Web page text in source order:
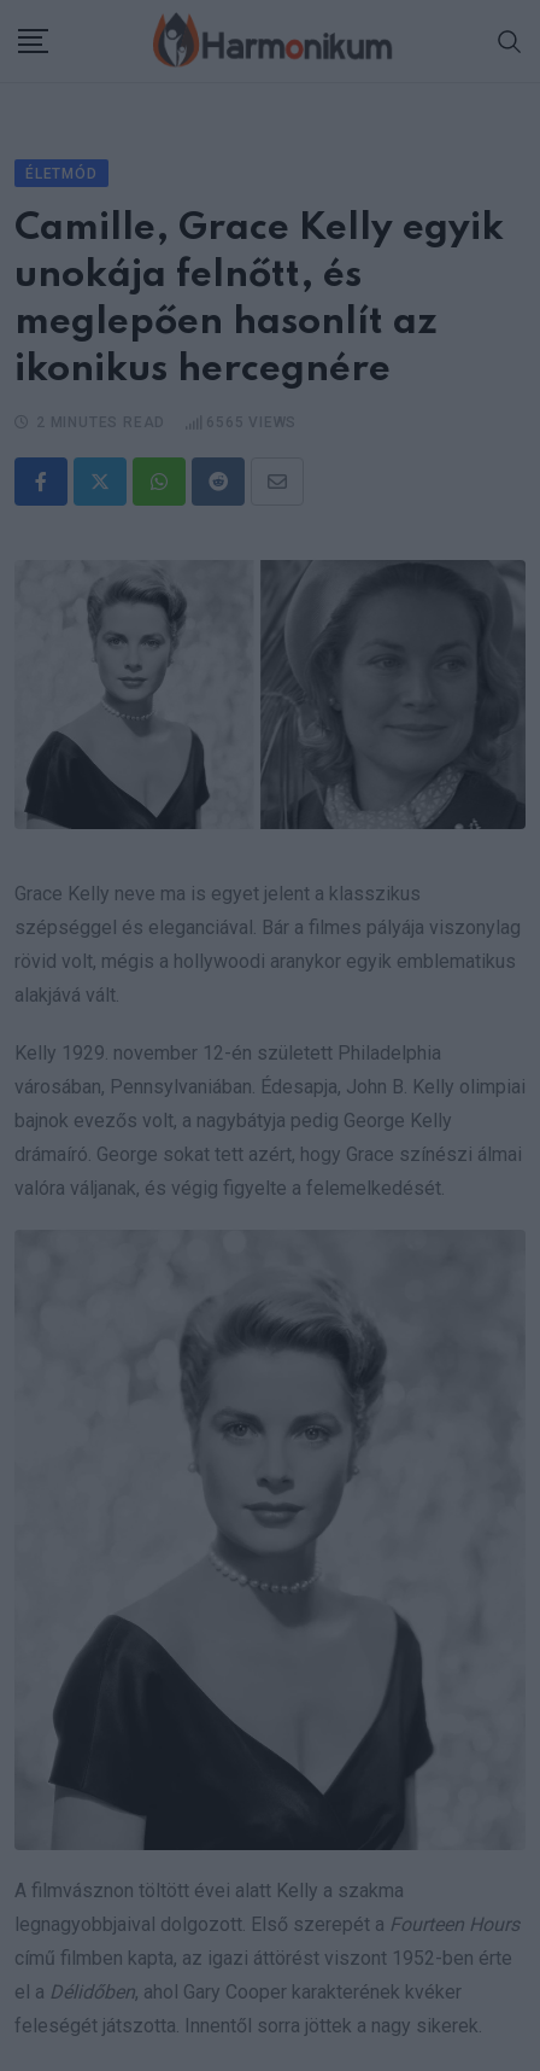
ÉLETMÓD
Camille, Grace Kelly egyik
unokája felnőtt, és
meglepően hasonlít az
ikonikus hercegnére
WhatsappRedditShare
Email
Grace Kelly neve ma is egyet jelent a klasszikus
szépséggel és eleganciával. Bár a filmes pályája viszonylag
rövid volt, mégis a hollywoodi aranykor egyik emblematikus
alakjává vált.
Kelly 1929. november 12-én született Philadelphia
városában, Pennsylvaniában. Édesapja, John B. Kelly olimpiai
bajnok evezős volt, a nagybátyja pedig George Kelly
drámaíró. George sokat tett azért, hogy Grace színészi álmai
valóra váljanak, és végig figyelte a felemelkedését.
A filmvásznon töltött évei alatt Kelly a szakma
legnagyobbjaival dolgozott. Első szerepét a Fourteen Hours
című filmben kapta, az igazi áttörést viszont 1952-ben érte
el a Délidőben, ahol Gary Cooper karakterének kvéker
feleségét játszotta. Innentől sorra jöttek a nagy sikerek.